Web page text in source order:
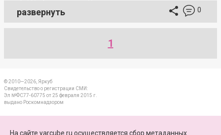
развернуть 0
1
© 2010—2026, Яркуб
Свидетельство о регистрации СМИ:
Эл №ФС77-60775 от 25 февраля 2015 г.
выдано Роскомнадзором
На сайте yarcube.ru осуществляется сбор метаданных